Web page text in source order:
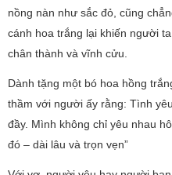
nồng nàn như sắc đỏ, cũng
cánh hoa trắng lại khiến người
chân thành và vĩnh cửu.
Dành tặng một bó hoa hồng
thầm với người ấy rằng: Tình
đầy. Mình không chỉ yêu nhau
đó – dài lâu và trọn vẹn”